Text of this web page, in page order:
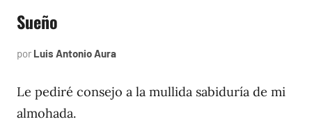
Sueño
por Luis Antonio Aura
1996
Le pediré consejo a la mullida sabiduría de mi
almohada.